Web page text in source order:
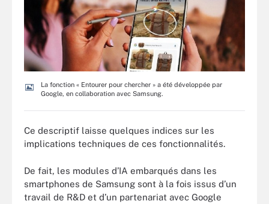
La fonction « Entourer pour chercher » a été développée par
Google, en collaboration avec Samsung.
Ce descriptif laisse quelques indices sur les
implications techniques de ces fonctionnalités.
De fait, les modules d’IA embarqués dans les
smartphones de Samsung sont à la fois issus d’un
travail de R&D et d’un partenariat avec Google